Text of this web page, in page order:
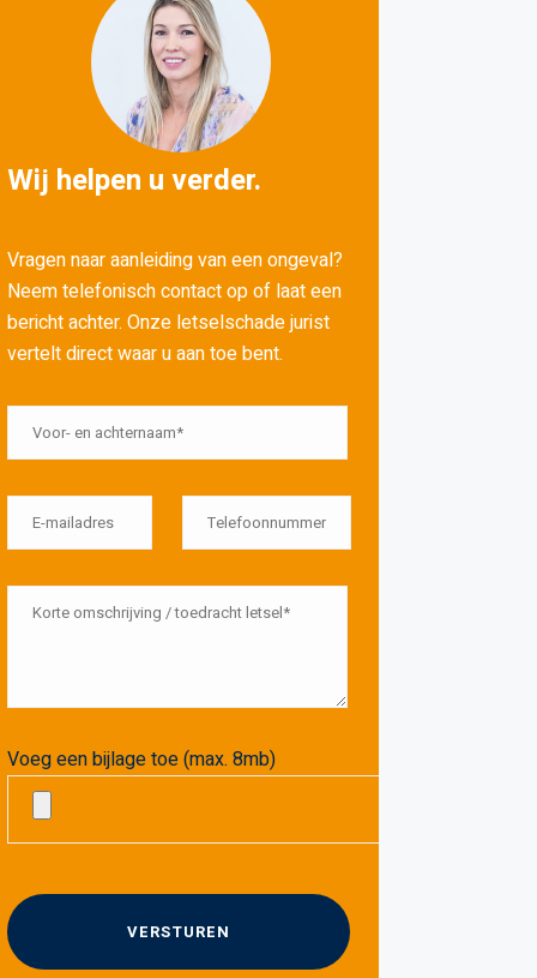
Wij helpen u verder.
Vragen naar aanleiding van een ongeval?
Neem telefonisch contact op of laat een
bericht achter. Onze letselschade jurist
vertelt direct waar u aan toe bent.
Voeg een bijlage toe (max. 8mb)
G
e
l